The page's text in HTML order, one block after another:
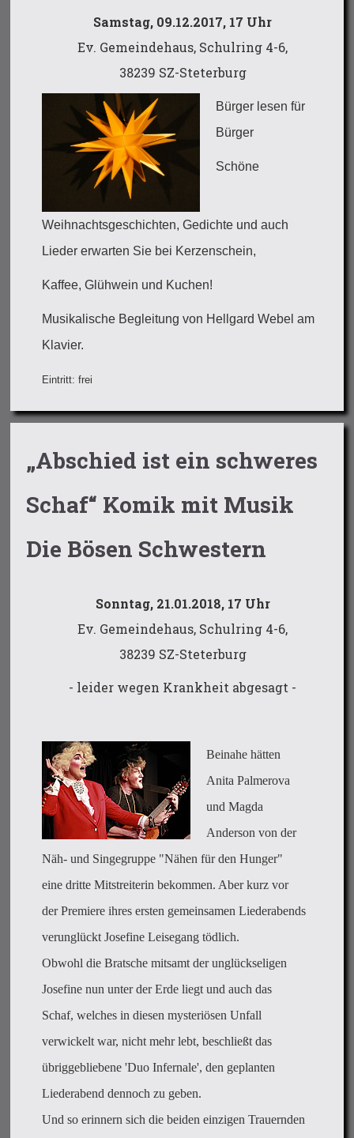
Samstag, 09.12.2017, 17 Uhr
Ev. Gemeindehaus, Schulring 4-6,
38239 SZ-Steterburg
Bürger lesen für
Bürger
Schöne
Weihnachtsgeschichten, Gedichte und auch
Lieder erwarten Sie bei Kerzenschein,
Kaffee, Glühwein und Kuchen!
Musikalische Begleitung von Hellgard Webel am
Klavier.
Eintritt: frei
„Abschied ist ein schweres
Schaf“ Komik mit Musik
Die Bösen Schwestern
Sonntag, 21.01.2018, 17 Uhr
Ev. Gemeindehaus, Schulring 4-6,
38239 SZ-Steterburg
- leider wegen Krankheit abgesagt -
Beinahe hätten
Anita Palmerova
und Magda
Anderson von der
Näh- und Singegruppe "Nähen für den Hunger"
eine dritte Mitstreiterin bekommen. Aber kurz vor
der Premiere ihres ersten gemeinsamen Liederabends
verunglückt Josefine Leisegang tödlich.
Obwohl die Bratsche mitsamt der unglückseligen
Josefine nun unter der Erde liegt und auch das
Schaf, welches in diesen mysteriösen Unfall
verwickelt war, nicht mehr lebt, beschließt das
übriggebliebene 'Duo Infernale', den geplanten
Liederabend dennoch zu geben.
Und so erinnern sich die beiden einzigen Trauernden